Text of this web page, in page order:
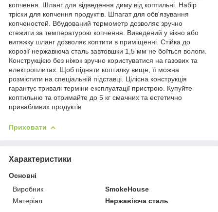
копчення. Шланг для відведення диму від коптильні. Набір
тріски для копчення продуктів. Шпагат для обв'язування
копченостей. Вбудований термометр дозволяє зручно
стежити за температурою копчення. Виведений у вікно або
витяжку шланг дозволяє коптити в приміщенні. Стійка до
корозії нержавіюча сталь завтовшки 1,5 мм не боїться вологи.
Конструкцією без ніжок зручно користуватися на газових та
електроплитах. Щоб підняти коптилку вище, її можна
розмістити на спеціальній підставці. Цілісна конструкція
гарантує тривалі терміни експлуатації пристрою. Купуйте
коптильню та отримайте до 5 кг смачних та естетично
привабливих продуктів
Приховати
Характеристики
Основні
Виробник
SmokeHouse
Матеріал
Нержавіюча сталь